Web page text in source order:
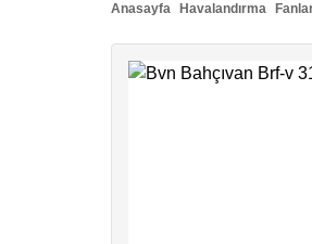
Anasayfa Havalandırma